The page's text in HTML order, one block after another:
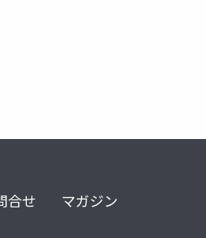
合せ マガジン